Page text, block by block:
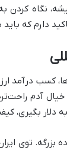
نگاه کردن
دارم که
کسب درآمد
آدم
دلار بگیری،
بزرگه. توی